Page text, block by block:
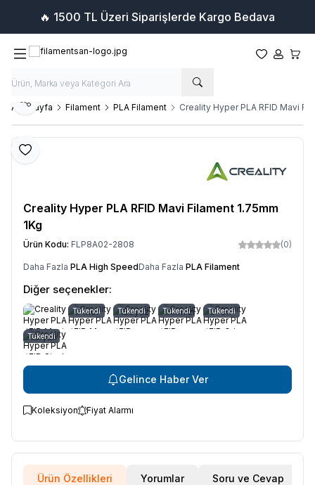
🔥 1500 TL Üzeri Siparişlerde Kargo Bedava
Favorilerim
Hesabım
Ana Sayfa Filament PLA Filament Creality Hyper PLA RFID Mavi
Favoriye Ekle
Paylaş
Creality Hyper PLA RFID Mavi Filament 1.75mm
1Kg
Ürün Kodu: FLP8A02-2808 (0)
Daha Fazla PLA High SpeedDaha Fazla PLA Filament
Diğer seçenekler:
Tükendi
Mor Tükendi
Beyaz Tükendi
Kırmızı Tükendi
Gri
Tükendi
Siyah
Gelince Haber Ver
Koleksiyon Fiyat Alarmı
Ürün Özellikleri Yorumlar Soru ve Cevap